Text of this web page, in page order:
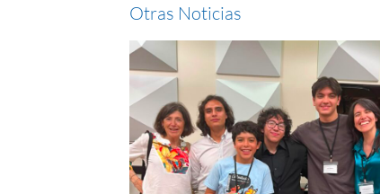
Otras Noticias